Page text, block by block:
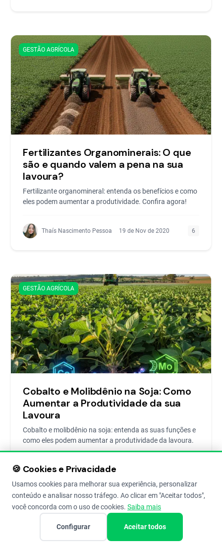
GESTÃO AGRÍCOLA
Fertilizantes Organominerais: O que
são e quando valem a pena na sua
lavoura?
Fertilizante organomineral: entenda os benefícios e como
eles podem aumentar a produtividade. Confira agora!
Thaís Nascimento Pessoa 19 de Nov de 2020 6
GESTÃO AGRÍCOLA
Cobalto e Molibdênio na Soja: Como
Aumentar a Produtividade da sua
Lavoura
Cobalto e molibdênio na soja: entenda as suas funções e
como eles podem aumentar a produtividade da lavoura.
Thaís Nascimento Pessoa
GESTÃO AGRÍCOLA
🍪 Cookies e Privacidade
Usamos cookies para melhorar sua experiência, personalizar
conteúdo e analisar nosso tráfego. Ao clicar em "Aceitar todos",
você concorda com o uso de cookies. Saiba mais
Configurar Aceitar todos